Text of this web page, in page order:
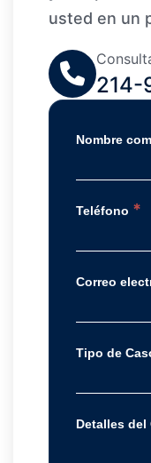
usted en un
Nombre
Teléfono *
Correo
Tipo de
Detalles del